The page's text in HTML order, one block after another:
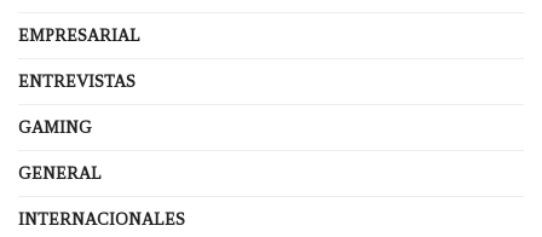
EMPRESARIAL
ENTREVISTAS
GAMING
GENERAL
INTERNACIONALES